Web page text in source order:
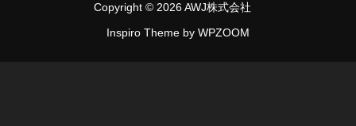
Copyright © 2026 AWJ株式会社
Inspiro Theme by WPZOOM